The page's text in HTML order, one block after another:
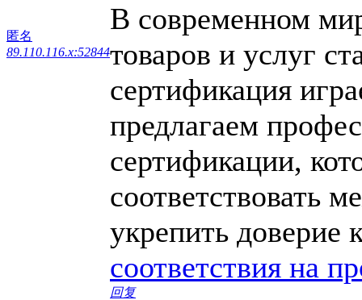
匿名
89.110.116.x:52844
В современном
товаров и услуг
сертификация
предлагаем
сертификации,
соответствовать
укрепить доверие
соответствия на
回复